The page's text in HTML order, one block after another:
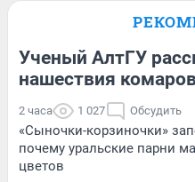
Ученый АлтГУ
нашествия
2 часа 1 027 Обсудить
«Сыночки-корзиночки»
почему уральские парни
цветов